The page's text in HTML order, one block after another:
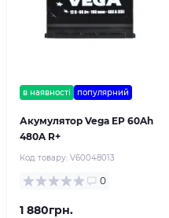
в наявності популярний
Акумулятор Vega EP 60Ah
480A R+
Код товару: V60048013
0
1 880грн.